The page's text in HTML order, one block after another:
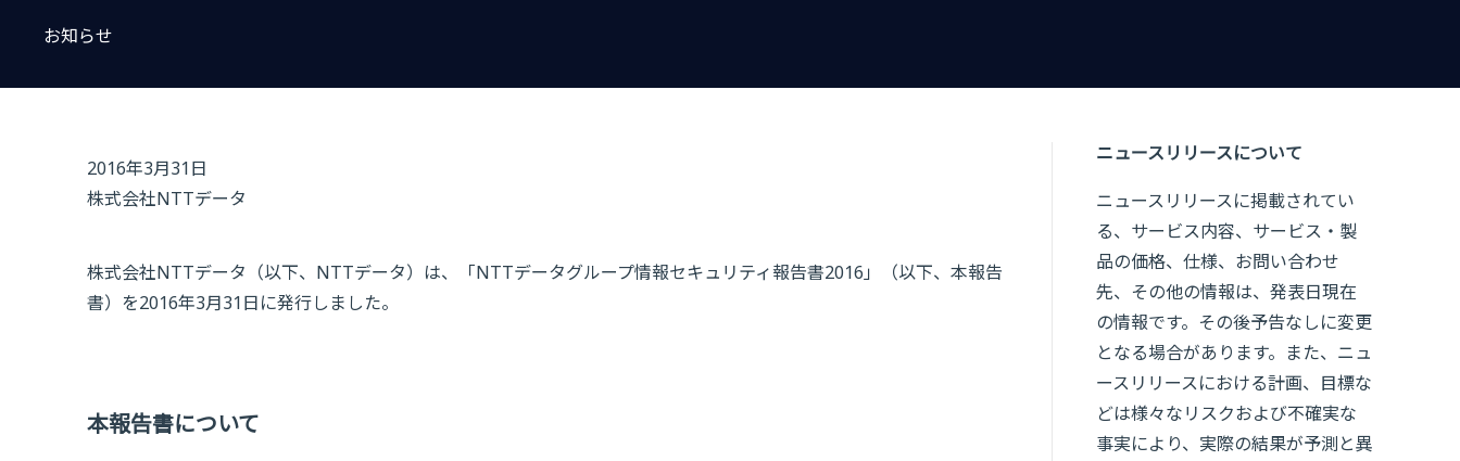
お知らせ
2016年3月31日
株式会社NTTデータ
株式会社NTTデータ（以下、NTTデータ）は、「NTTデータグループ情報セキュリティ報告書2016」（以下、本報告
書）を2016年3月31日に発行しました。
本報告書について
ニュースリリースについて
ニュースリリースに掲載されてい
る、サービス内容、サービス・製
品の価格、仕様、お問い合わせ
先、その他の情報は、発表日現在
の情報です。その後予告なしに変更
となる場合があります。また、ニュ
ースリリースにおける計画、目標な
どは様々なリスクおよび不確実な
事実により、実際の結果が予測と異